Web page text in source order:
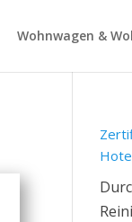
Wohnwagen &